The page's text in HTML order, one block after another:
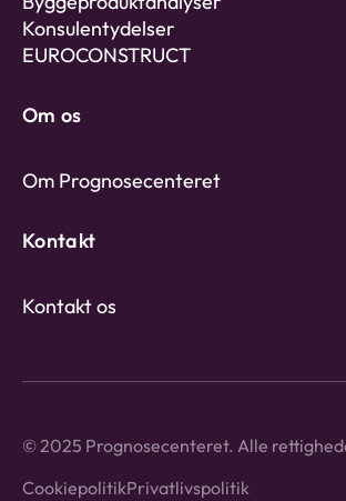
Konsulentydelser
EUROCONSTRUCT
Om os
Om Prognosecenteret
Kontakt
Kontakt os
© 2025 Prognosecenteret. Alle
CookiepolitikPrivatlivspolitik